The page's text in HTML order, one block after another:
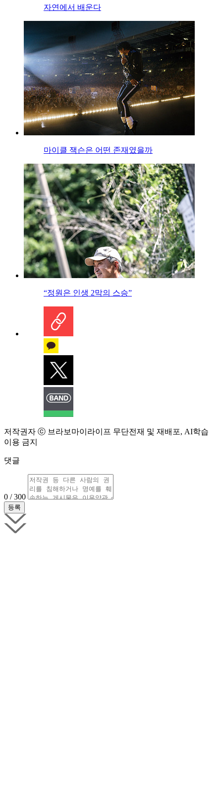
자연에서 배운다
마이클 잭슨은 어떤 존재였을까
“정원은 인생 2막의 스승”
저작권자 ⓒ 브라보마이라이프 무단전재 및 재배포, AI학습
이용 금지
댓글
0 / 300